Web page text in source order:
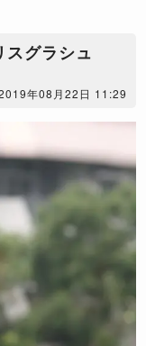
グラシュ
年08月22日 11:29